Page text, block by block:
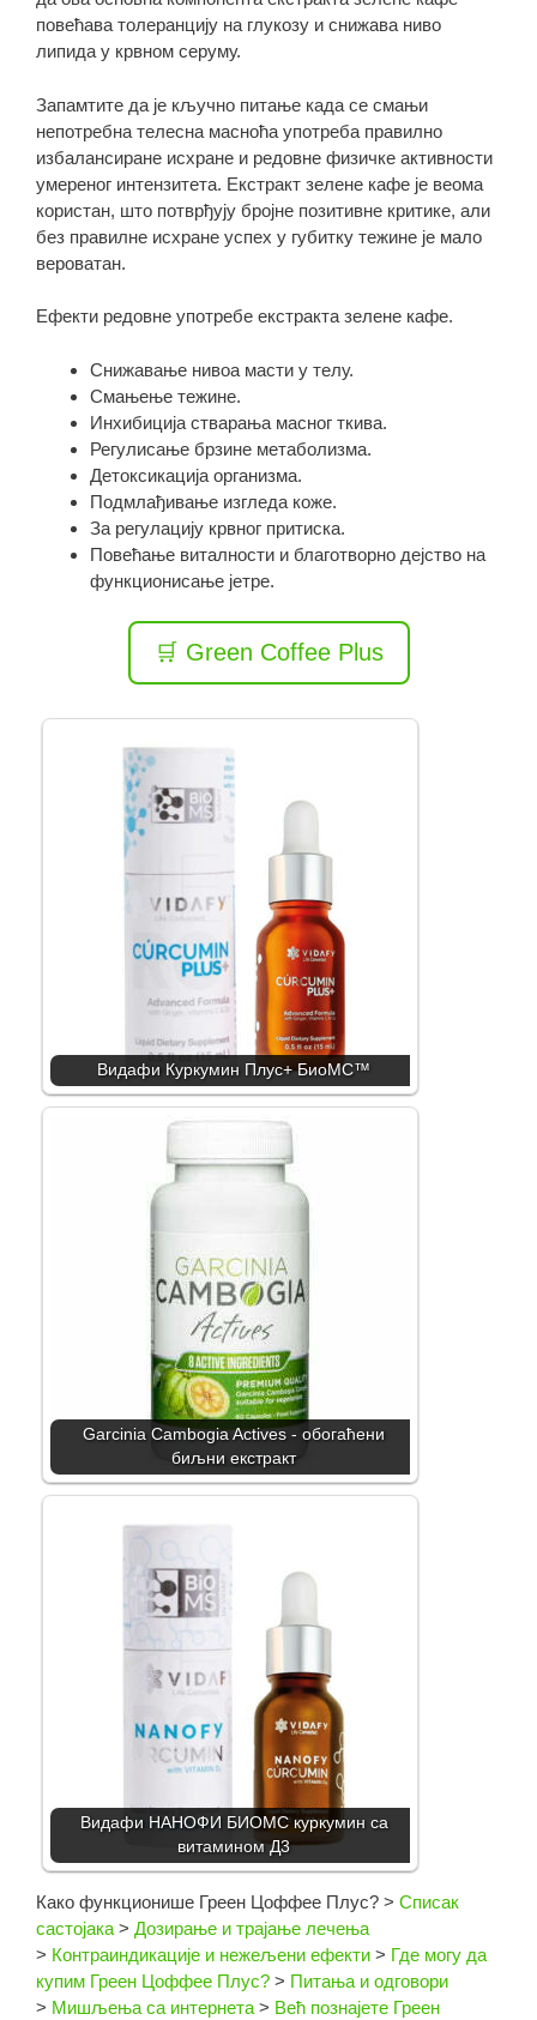
повећава толеранцију на глукозу и снижава ниво
липида у крвном серуму.
Запамтите да је кључно питање када се смањи
непотребна телесна масноћа употреба правилно
избалансиране исхране и редовне физичке активности
умереног интензитета. Екстракт зелене кафе је веома
користан, што потврђују бројне позитивне критике, али
без правилне исхране успех у губитку тежине је мало
вероватан.
Ефекти редовне употребе екстракта зелене кафе.
Снижавање нивоа масти у телу.
Смањење тежине.
Инхибиција стварања масног ткива.
Регулисање брзине метаболизма.
Детоксикација организма.
Подмлађивање изгледа коже.
За регулацију крвног притиска.
Повећање виталности и благотворно дејство на
функционисање јетре.
🛒 Green Coffee Plus
Видафи Куркумин Плус+ БиоМС™
Garcinia Cambogia Actives - обогаћени
биљни екстракт
Видафи НАНОФИ БИОМС куркумин са
витамином Д3
Како функционише Греен Цоффее Плус? > Списак
састојака > Дозирање и трајање лечења
> Контраиндикације и нежељени ефекти > Где могу да
купим Греен Цоффее Плус? > Питања и одговори
> Мишљења са интернета > Већ познајете Греен